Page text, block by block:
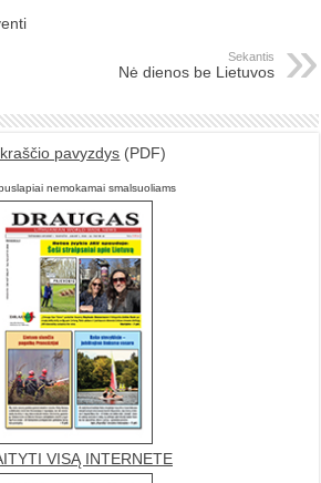
Sekantis
Nė dienos be Lietuvos
pavyzdys (PDF)
nemokamai smalsuoliams
VISĄ INTERNETE